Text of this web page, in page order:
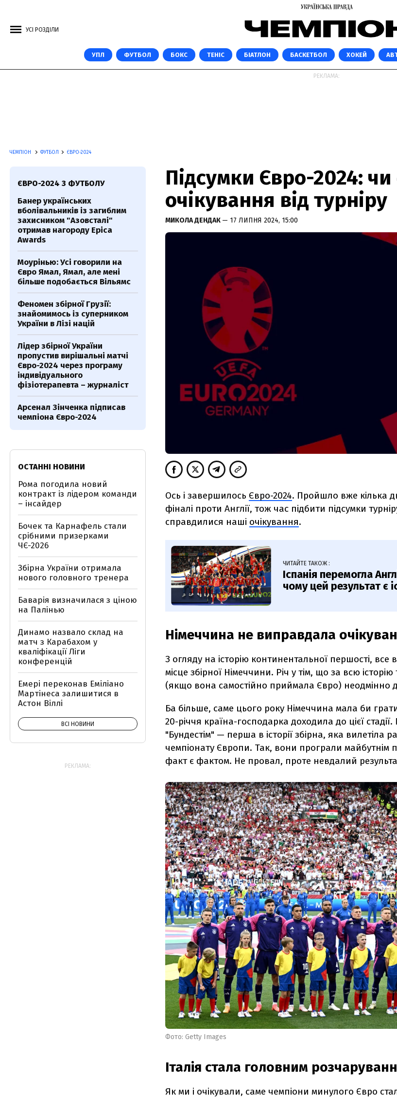
УСІ РОЗДІЛИ
УПЛ ФУТБОЛ БОКС ТЕНІС БІАТЛОН БАСКЕТБОЛ ХОКЕЙ
РЕКЛАМА:
ЧЕМПІОН ФУТБОЛ ЄВРО-2024
Підсумки Євро-2024:
очікування від турніру
МИКОЛА ДЕНДАК — 17 ЛИПНЯ 2024, 15:00
Ось і завершилось Євро-2024. Пройшло вже кілька
фіналі проти Англії, тож час підбити підсумки
справдилися наші очікування.
ЧИТАЙТЕ ТАКОЖ :
Іспанія перемогла
чому цей результат є
Німеччина не виправдала
З огляду на історію континентальної першості,
місце збірної Німеччини. Річ у тім, що за всю
(якщо вона самостійно приймала Євро) неодмінно
Ба більше, саме цього року Німеччина мала би
20-річчя країна-господарка доходила до цієї
"Бундестім" — перша в історії збірна, яка вилетіла
чемпіонату Європи. Так, вони програли майбутнім
факт є фактом. Не провал, проте невдалий
Фото: Getty Images
Італія стала головним
Як ми і очікували, саме чемпіони минулого Євро
ЄВРО-2024 З ФУТБОЛУ
Банер українських
вболівальників із загиблим
захисником "Азовсталі"
отримав нагороду Epica
Awards
Моурінью: Усі говорили на
Євро Ямал, Ямал, але мені
більше подобається Вільямс
Феномен збірної Грузії:
знайомимось із суперником
України в Лізі націй
Лідер збірної України
пропустив вирішальні матчі
Євро-2024 через програму
індивідуального
фізіотерапевта – журналіст
Арсенал Зінченка підписав
чемпіона Євро-2024
ОСТАННІ НОВИНИ
Рома погодила новий
контракт із лідером команди
– інсайдер
Бочек та Карнафель стали
срібними призерками
ЧЄ-2026
Збірна України отримала
нового головного тренера
Баварія визначилася з ціною
на Палінью
Динамо назвало склад на
матч з Карабахом у
кваліфікації Ліги
конференцій
Емері переконав Еміліано
Мартінеса залишитися в
Астон Віллі
ВСІ НОВИНИ
РЕКЛАМА: